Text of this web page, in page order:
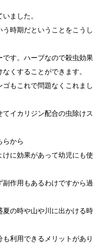
ました。
時期だということをこうし
す。ハーブなので殺虫効果
くすることができます。
もこれで問題なくこれまし
イカリジン配合の虫除けス
らから
に効果があって幼児にも使
副作用もあるわけですから過
の時や山や川に出かける時
利用できるメリットがあり